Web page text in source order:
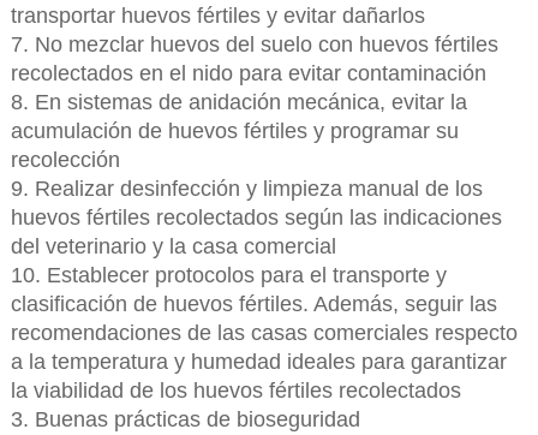
transportar huevos fértiles y evitar dañarlos
7. No mezclar huevos del suelo con huevos fértiles
recolectados en el nido para evitar contaminación
8. En sistemas de anidación mecánica, evitar la
acumulación de huevos fértiles y programar su
recolección
9. Realizar desinfección y limpieza manual de los
huevos fértiles recolectados según las indicaciones
del veterinario y la casa comercial
10. Establecer protocolos para el transporte y
clasificación de huevos fértiles. Además, seguir las
recomendaciones de las casas comerciales respecto
a la temperatura y humedad ideales para garantizar
la viabilidad de los huevos fértiles recolectados
3. Buenas prácticas de bioseguridad